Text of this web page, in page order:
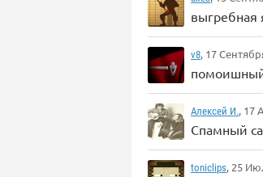
выгребная
v8, 17
Алексей И., 17
Спамный
toniclips, 25